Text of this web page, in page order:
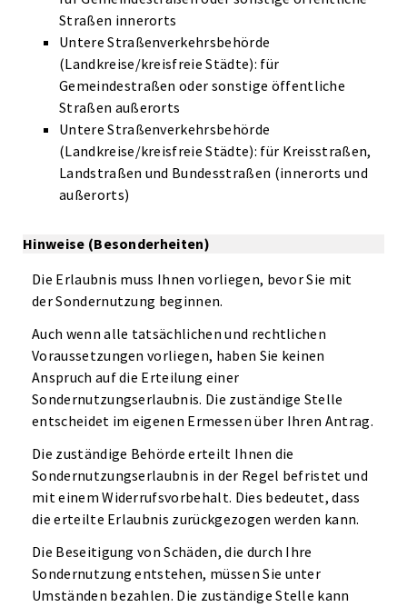
Straßen innerorts
Untere Straßenverkehrsbehörde
(Landkreise/kreisfreie Städte): für
Gemeindestraßen oder sonstige öffentliche
Straßen außerorts
Untere Straßenverkehrsbehörde
(Landkreise/kreisfreie Städte): für Kreisstraßen,
Landstraßen und Bundesstraßen (innerorts und
außerorts)
Hinweise (Besonderheiten)
Die Erlaubnis muss Ihnen vorliegen, bevor Sie mit
der Sondernutzung beginnen.
Auch wenn alle tatsächlichen und rechtlichen
Voraussetzungen vorliegen, haben Sie keinen
Anspruch auf die Erteilung einer
Sondernutzungserlaubnis. Die zuständige Stelle
entscheidet im eigenen Ermessen über Ihren Antrag.
Die zuständige Behörde erteilt Ihnen die
Sondernutzungserlaubnis in der Regel befristet und
mit einem Widerrufsvorbehalt. Dies bedeutet, dass
die erteilte Erlaubnis zurückgezogen werden kann.
Die Beseitigung von Schäden, die durch Ihre
Sondernutzung entstehen, müssen Sie unter
Umständen bezahlen. Die zuständige Stelle kann